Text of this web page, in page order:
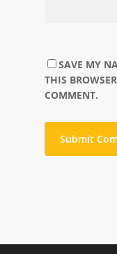
SAVE MY
THIS
COMMENT.